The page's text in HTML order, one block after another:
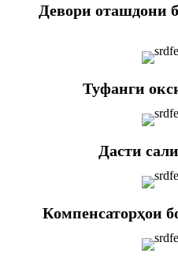
Девори оташдони
Туфанги
Дасти
Компенсаторҳои